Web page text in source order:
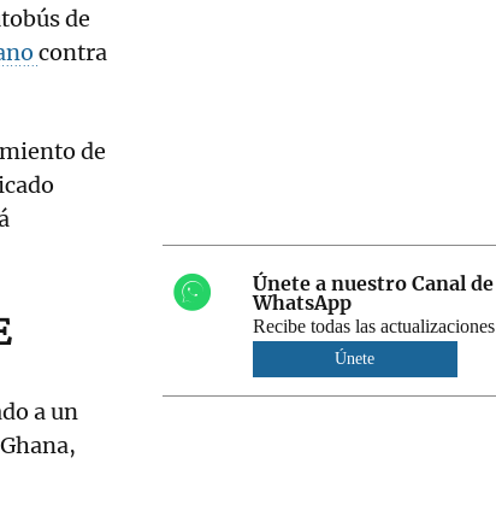
de
contra
de
a un
Únete a nuestro Canal de
WhatsApp
Recibe todas las actualizaciones
Únete